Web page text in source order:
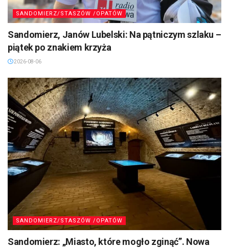
SANDOMIERZ/STASZÓW /OPATÓW
Sandomierz, Janów Lubelski: Na pątniczym szlaku –
piątek po znakiem krzyża
2026-08-06
SANDOMIERZ/STASZÓW /OPATÓW
Sandomierz: „Miasto, które mogło zginąć”. Nowa